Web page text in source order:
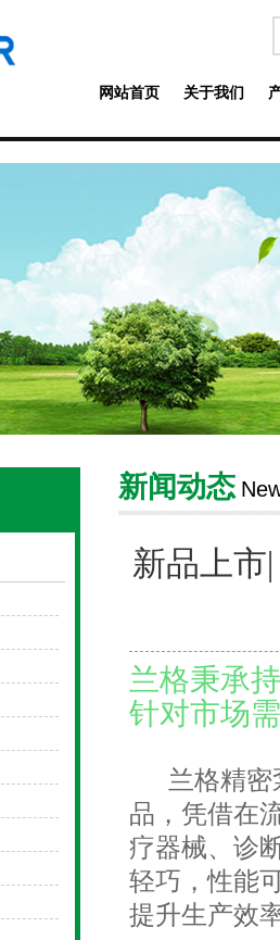
网站首页 关于我们
新闻动态
新品上市
兰格秉承
针对市场
兰格精密
品，凭借在
疗器械、诊
轻巧，性能
提升生产效